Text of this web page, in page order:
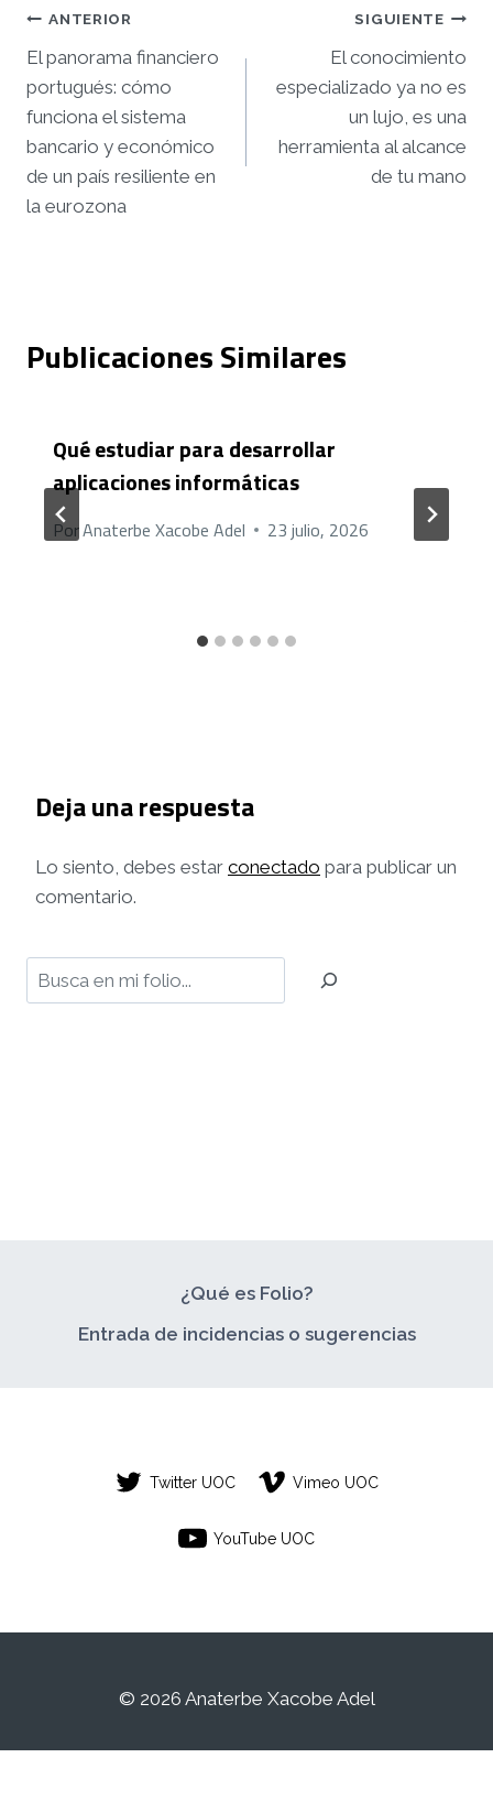
Navegación
de
entradas
ANTERIOR
El panorama financiero
portugués: cómo
funciona el sistema
bancario y económico
de un país resiliente en
la eurozona
SIGUIENTE
El conocimiento
especializado ya no es
un lujo, es una
herramienta al alcance
de tu mano
Publicaciones Similares
Qué estudiar para desarrollar
aplicaciones informáticas
PorAnaterbe Xacobe Adel 23 julio, 2026
Deja una respuesta
Lo siento, debes estar conectado para publicar un
comentario.
Buscar
¿Qué es Folio?
Entrada de incidencias o sugerencias
Twitter UOC Vimeo UOC
YouTube UOC
© 2026 Anaterbe Xacobe Adel